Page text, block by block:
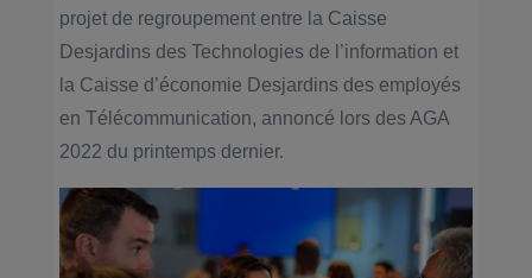
projet de regroupement entre la Caisse
Desjardins des Technologies de l’information et
la Caisse d’économie Desjardins des employés
en Télécommunication, annoncé lors des AGA
2022 du printemps dernier.